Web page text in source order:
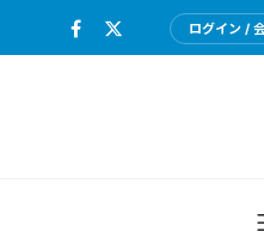
ログイン /